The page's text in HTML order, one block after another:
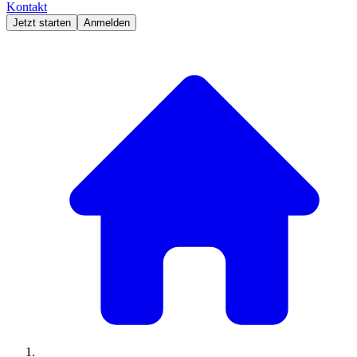
Kontakt
Jetzt starten Anmelden